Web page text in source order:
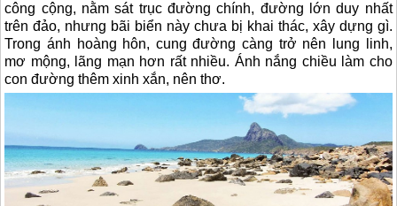
công cộng, nằm sát trục đường chính, đường lớn duy nhất
trên đảo, nhưng bãi biển này chưa bị khai thác, xây dựng gì.
Trong ánh hoàng hôn, cung đường càng trở nên lung linh,
mơ mộng, lãng mạn hơn rất nhiều. Ánh nắng chiều làm cho
con đường thêm xinh xắn, nên thơ.